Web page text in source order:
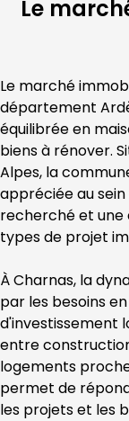
Le
Le marché
département
équilibrée en
biens à rénover.
Alpes, la
appréciée au
recherché et
types de projet
À Charnas, la
par les besoins
d'investissement
entre
logements
permet de
les projets et les